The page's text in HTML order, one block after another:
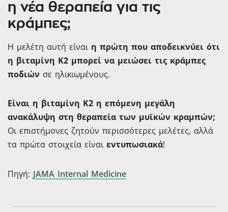
η νέα θεραπεία για τις
κράμπες;
Η μελέτη αυτή είναι η πρώτη που αποδεικνύει ότι
η βιταμίνη K2 μπορεί να μειώσει τις κράμπες
ποδιών σε ηλικιωμένους.
Είναι η βιταμίνη K2 η επόμενη μεγάλη
ανακάλυψη στη θεραπεία των μυϊκών κραμπών;
Οι επιστήμονες ζητούν περισσότερες μελέτες, αλλά
τα πρώτα στοιχεία είναι εντυπωσιακά!
Πηγή: JAMA Internal Medicine